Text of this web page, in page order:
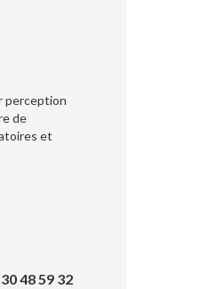
perception
de
et
48 59 32